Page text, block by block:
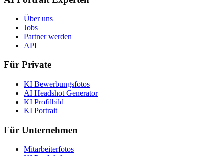
Über uns
Jobs
Partner werden
API
Für Private
KI Bewerbungsfotos
AI Headshot Generator
KI Profilbild
KI Portrait
Für Unternehmen
Mitarbeiterfotos